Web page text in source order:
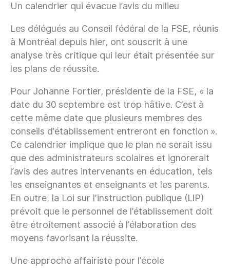
Un calendrier qui évacue l’avis du milieu
Les délégués au Conseil fédéral de la FSE, réunis
à Montréal depuis hier, ont souscrit à une
analyse très critique qui leur était présentée sur
les plans de réussite.
Pour Johanne Fortier, présidente de la FSE, « la
date du 30 septembre est trop hâtive. C’est à
cette même date que plusieurs membres des
conseils d’établissement entreront en fonction ».
Ce calendrier implique que le plan ne serait issu
que des administrateurs scolaires et ignorerait
l’avis des autres intervenants en éducation, tels
les enseignantes et enseignants et les parents.
En outre, la Loi sur l’instruction publique (LIP)
prévoit que le personnel de l’établissement doit
être étroitement associé à l’élaboration des
moyens favorisant la réussite.
Une approche affairiste pour l’école